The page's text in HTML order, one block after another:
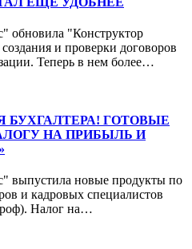
обновила "Конструктор
и проверки договоров
Теперь в нем более…
БУХГАЛТЕРА! ГОТОВЫЕ
НА ПРИБЫЛЬ И
выпустила новые продукты по
и кадровых специалистов
Налог на…